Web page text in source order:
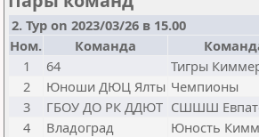
2. Тур on 2023/03/26 в 15.00
Ном.
Команда
1
64 Тигры
2
Юноши ДЮЦ Ялты Чемпионы
3
ГБОУ ДО РК ДДЮТ СШШШ
4
Владоград Юность